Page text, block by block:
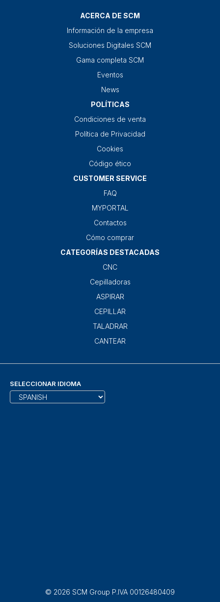
ACERCA DE SCM
Información de la empresa
Soluciones Digitales SCM
Gama completa SCM
Eventos
News
POLÍTICAS
Condiciones de venta
Política de Privacidad
Cookies
Código ético
CUSTOMER SERVICE
FAQ
MYPORTAL
Contactos
Cómo comprar
CATEGORÍAS DESTACADAS
CNC
Cepilladoras
ASPIRAR
CEPILLAR
TALADRAR
CANTEAR
SELECCIONAR IDIOMA
© 2026 SCM Group P.IVA 00126480409